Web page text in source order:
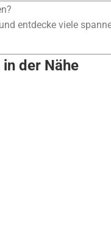
und entdecke viele
der Nähe